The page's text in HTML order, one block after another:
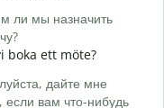
ли мы назначить
boka ett möte?
дайте мне
если вам что-нибудь